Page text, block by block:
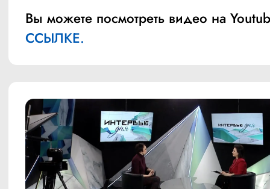
Вы можете посмотреть видео на
ССЫЛКЕ.